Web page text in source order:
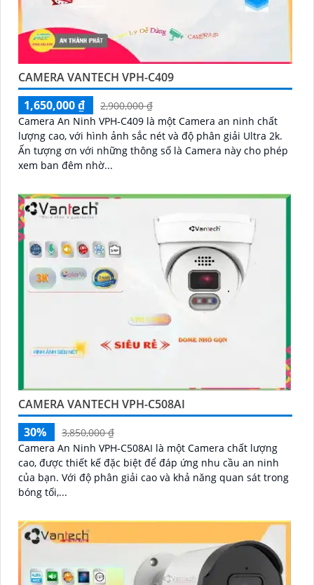
CAMERA VANTECH VPH-C409
1,650,000 ₫
2,900,000 ₫
Camera An Ninh VPH-C409 là một Camera an ninh chất
lượng cao, với hình ảnh sắc nét và độ phân giải Ultra 2k.
Ấn tượng ơn với những thông số là Camera này cho phép
xem ban đêm nhờ...
CAMERA VANTECH VPH-C508AI
30%
3,850,000 ₫
Camera An Ninh VPH-C508AI là một Camera chất lượng
cao, được thiết kế đặc biệt để đáp ứng nhu cầu an ninh
của bạn. Với độ phân giải cao và khả năng quan sát trong
bóng tối,...